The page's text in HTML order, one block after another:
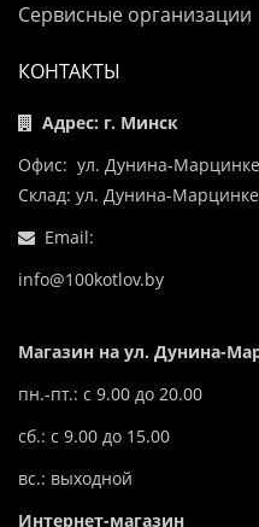
Сервисные организации
КОНТАКТЫ
Адрес: г. Минск
Офис: ул. Дунина-
Склад: ул. Дунина-
Email:
info@100kotlov.by
Магазин на ул. Дунина-
пн.-пт.: с 9.00 до 20.00
сб.: с 9.00 до 15.00
вс.: выходной
Интернет-магазин